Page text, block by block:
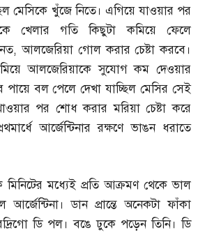
মেসিকে খুঁজে নিতে। এগিয়ে যাওয়ার পর
খেলার গতি কিছুটা কমিয়ে ফেলে
,আলজেরিয়া গোল করার চেষ্টা করবে।
আলজেরিয়াকে সুযোগ কম দেওয়ার
পায়ে বল পেলে দেখা যাচ্ছিল মেসির সেই
পর শোধ করার মরিয়া চেষ্টা করে
আর্জেন্টিনার রক্ষণে ভাঙন ধরাতে
মিনিটের মধ্যেই প্রতি আক্রমণ থেকে ভাল
ডান প্রান্তে অনেকটা ফাঁকা
ডি পল। বঙে ঢুকে পড়েন তিনি। ডি